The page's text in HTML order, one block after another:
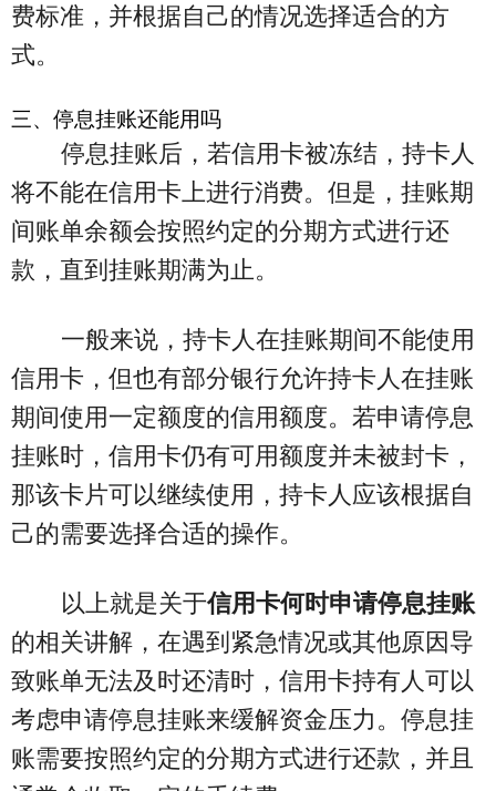
费标准，并根据自己的情况选择适合的方
式。
三、停息挂账还能用吗
停息挂账后，若信用卡被冻结，持卡人
将不能在信用卡上进行消费。但是，挂账期
间账单余额会按照约定的分期方式进行还
款，直到挂账期满为止。
一般来说，持卡人在挂账期间不能使用
信用卡，但也有部分银行允许持卡人在挂账
期间使用一定额度的信用额度。若申请停息
挂账时，信用卡仍有可用额度并未被封卡，
那该卡片可以继续使用，持卡人应该根据自
己的需要选择合适的操作。
以上就是关于信用卡何时申请停息挂账
的相关讲解，在遇到紧急情况或其他原因导
致账单无法及时还清时，信用卡持有人可以
考虑申请停息挂账来缓解资金压力。停息挂
账需要按照约定的分期方式进行还款，并且